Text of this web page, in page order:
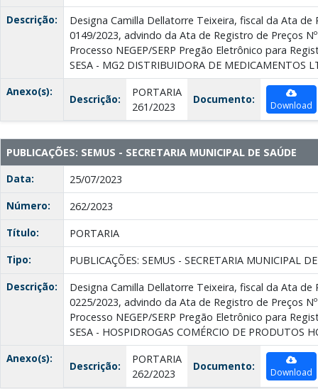
Descrição:
Designa Camilla Dellatorre Teixeira, fiscal da Ata de
0149/2023, advindo da Ata de Registro de Preços
Processo NEGEP/SERP Pregão Eletrônico para
SESA - MG2 DISTRIBUIDORA DE MEDICAMENTOS
Anexo(s):
Descrição:
PORTARIA
261/2023
Documento: Download
PUBLICAÇÕES: SEMUS - SECRETARIA MUNICIPAL DE SAÚDE
Data:
25/07/2023
Número:
262/2023
Título:
PORTARIA
Tipo:
PUBLICAÇÕES: SEMUS - SECRETARIA MUNICIPAL
Descrição:
Designa Camilla Dellatorre Teixeira, fiscal da Ata de
0225/2023, advindo da Ata de Registro de Preços
Processo NEGEP/SERP Pregão Eletrônico para
SESA - HOSPIDROGAS COMÉRCIO DE PRODUTOS
Anexo(s):
Descrição:
PORTARIA
262/2023
Documento: Download